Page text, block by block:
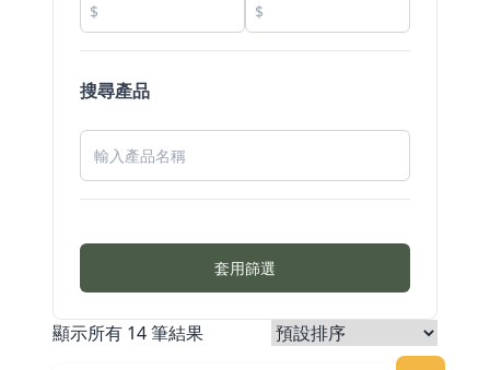
搜尋產品
套用篩選
顯示所有 14 筆結果